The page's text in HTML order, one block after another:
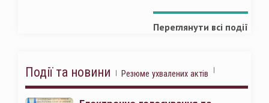
Переглянути всі події
Події та новини Резюме ухвалених актів